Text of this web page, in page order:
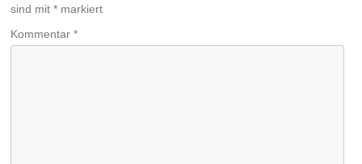
sind mit* markiert
Kommentar*